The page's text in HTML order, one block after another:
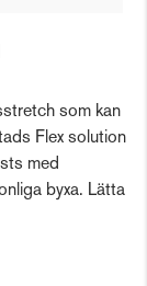
som kan
Flex solution
med
byxa. Lätta